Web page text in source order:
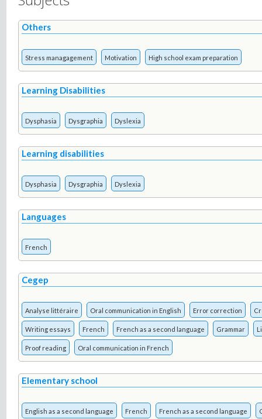
Others
Stress managagement Motivation High school exam preparation
Learning Disabilities
Dysphasia Dysgraphia Dyslexia
Learning disabilities
Dysphasia Dysgraphia Dyslexia
Languages
French
Cegep
Analyse littéraire Oral communication in English Error correction
Writing essays French French as a second language Grammar
Proof reading Oral communication in French
Elementary school
English as a second language French French as a second language